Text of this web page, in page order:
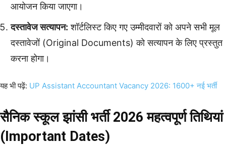
आयोजन किया जाएगा।
दस्तावेज सत्यापन: शॉर्टलिस्ट किए गए उम्मीदवारों को अपने सभी मूल
दस्तावेजों (Original Documents) को सत्यापन के लिए प्रस्तुत
करना होगा।
यह भी पढ़ें: UP Assistant Accountant Vacancy 2026: 1600+ नई भर्ती
सैनिक स्कूल झांसी भर्ती 2026 महत्वपूर्ण तिथियां
(Important Dates)